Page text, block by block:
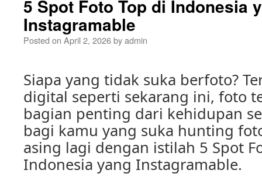
5 Spot Foto Top di Indonesia
Instagramable
Posted on April 2, 2026byadmin
Siapa yang tidak suka berfoto?
digital seperti sekarang ini, foto
bagian penting dari kehidupan
bagi kamu yang suka hunting
asing lagi dengan istilah 5 Spot
Indonesia yang Instagramable.